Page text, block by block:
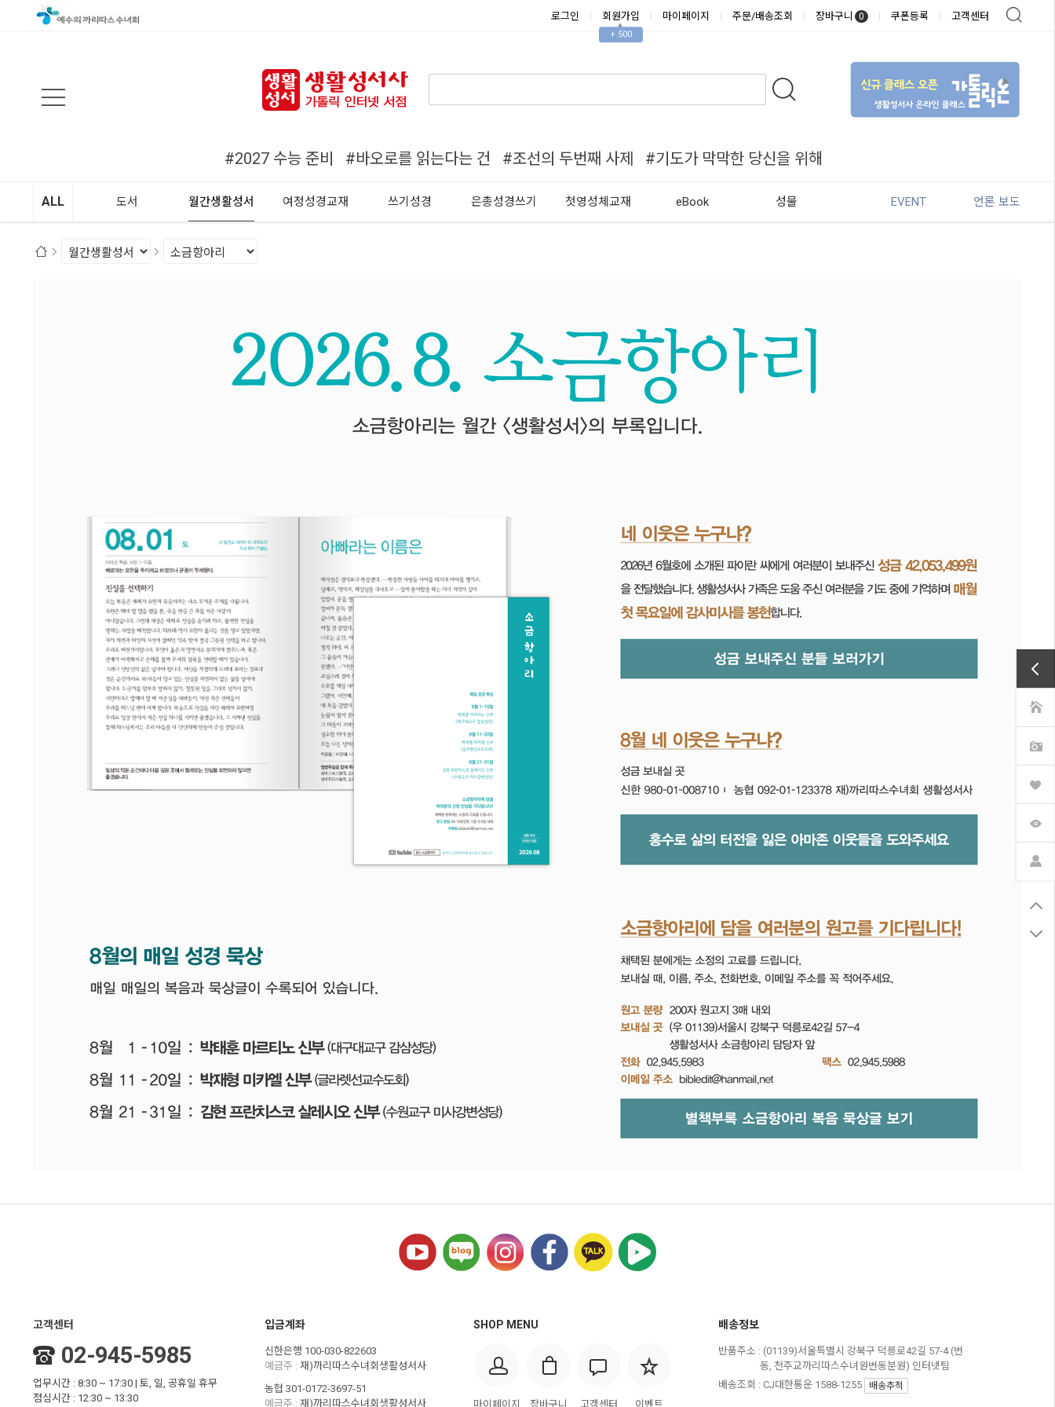
로그인 회원가입
▲
+ 500
마이페이지 주문/배송조회 장바구니 0 쿠폰등록 고객센터
#2027 수능 준비 #바오로를 읽는다는 건 #조선의 두번째 사제 #기도가 막막한 당신을 위해
ALL 도서 월간생활성서 여정성경교재 쓰기성경 은총성경쓰기 첫영성체교재 eBook 성물 EVENT 언론 보도
고객센터
02-945-5985
업무시간 : 8:30 ~ 17:30 | 토, 일, 공휴일 휴무
점심시간 : 12:30 ~ 13:30
입금계좌
신한은행 100-030-822603
예금주 : 재)까리따스수녀회생활성서사
농협 301-0172-3697-51
예금주 : 재)까리따스수녀회생활성서사
SHOP MENU
마이페이지 장바구니 고객센터 이벤트
배송정보
반품주소 : (01139)서울특별시 강북구 덕릉로42길 57-4 (번
동, 천주교까리따스수녀원번동분원) 인터넷팀
배송조회 : CJ대한통운 1588-1255
배송추적